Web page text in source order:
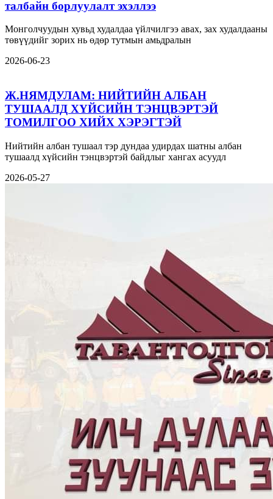
талбайн борлуулалт эхэллээ
Монголчуудын хувьд худалдаа үйлчилгээ авах, зах худалдааны
төвүүдийг зорих нь өдөр тутмын амьдралын
2026-06-23
Ж.НЯМДУЛАМ: НИЙТИЙН АЛБАН
ТУШААЛД ХҮЙСИЙН ТЭНЦВЭРТЭЙ
ТОМИЛГОО ХИЙХ ХЭРЭГТЭЙ
Нийтийн албан тушаал тэр дундаа удирдах шатны албан
тушаалд хүйсийн тэнцвэртэй байдлыг хангах асуудл
2026-05-27